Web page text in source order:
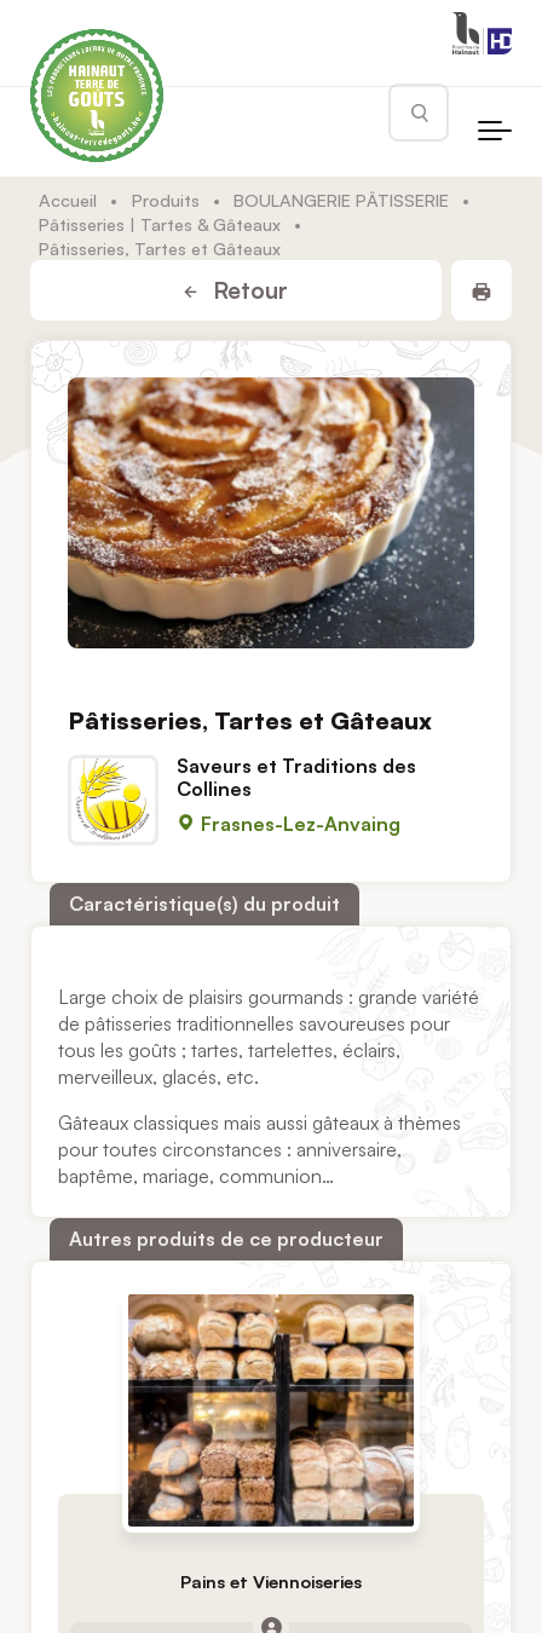
Rechercher
Accueil • Produits • BOULANGERIE PÂTISSERIE
•
Pâtisseries | Tartes & Gâteaux
•
Pâtisseries, Tartes et Gâteaux
Retour
Pâtisseries, Tartes et Gâteaux
Saveurs et Traditions des
Collines
Frasnes-Lez-Anvaing
Caractéristique(s) du produit
Large choix de plaisirs gourmands : grande variété
de pâtisseries traditionnelles savoureuses pour
tous les goûts ; tartes, tartelettes, éclairs,
merveilleux, glacés, etc.
Gâteaux classiques mais aussi gâteaux à thèmes
pour toutes circonstances : anniversaire,
baptême, mariage, communion…
Autres produits de ce producteur
Pains et Viennoiseries